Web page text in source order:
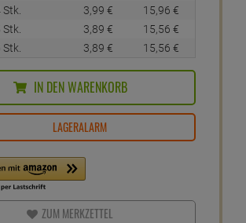
Stk.
3, 99 € 15, 96 €
Stk.
3, 89 € 15, 56 €
Stk.
3, 89 € 15, 56 €
IN DEN WARENKORB
LAGERALARM
ZUM MERKZETTEL